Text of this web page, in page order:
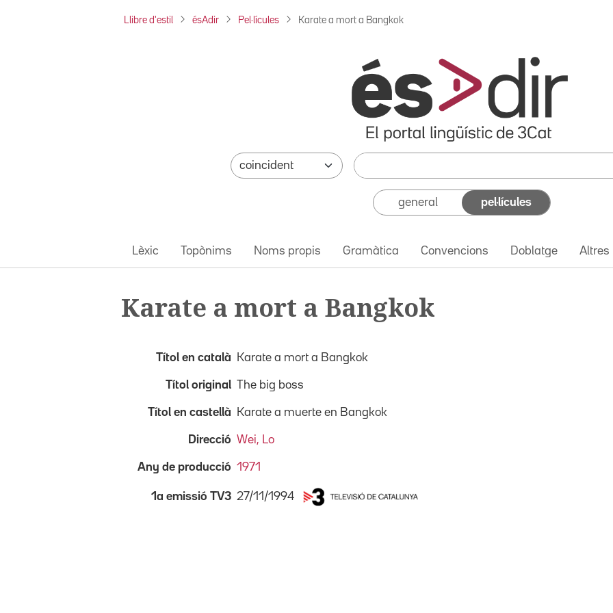
Llibre d'estil ésAdir Pel·lícules Karate a mort a Bangkok
general pel·lícules
Lèxic Topònims Noms propis Gramàtica Convencions Doblatge Altres
Karate a mort a Bangkok
Títol en català Karate a mort a Bangkok
Títol original The big boss
Títol en castellà Karate a muerte en Bangkok
Direcció Wei, Lo
Any de producció 1971
1a emissió TV3 27/11/1994